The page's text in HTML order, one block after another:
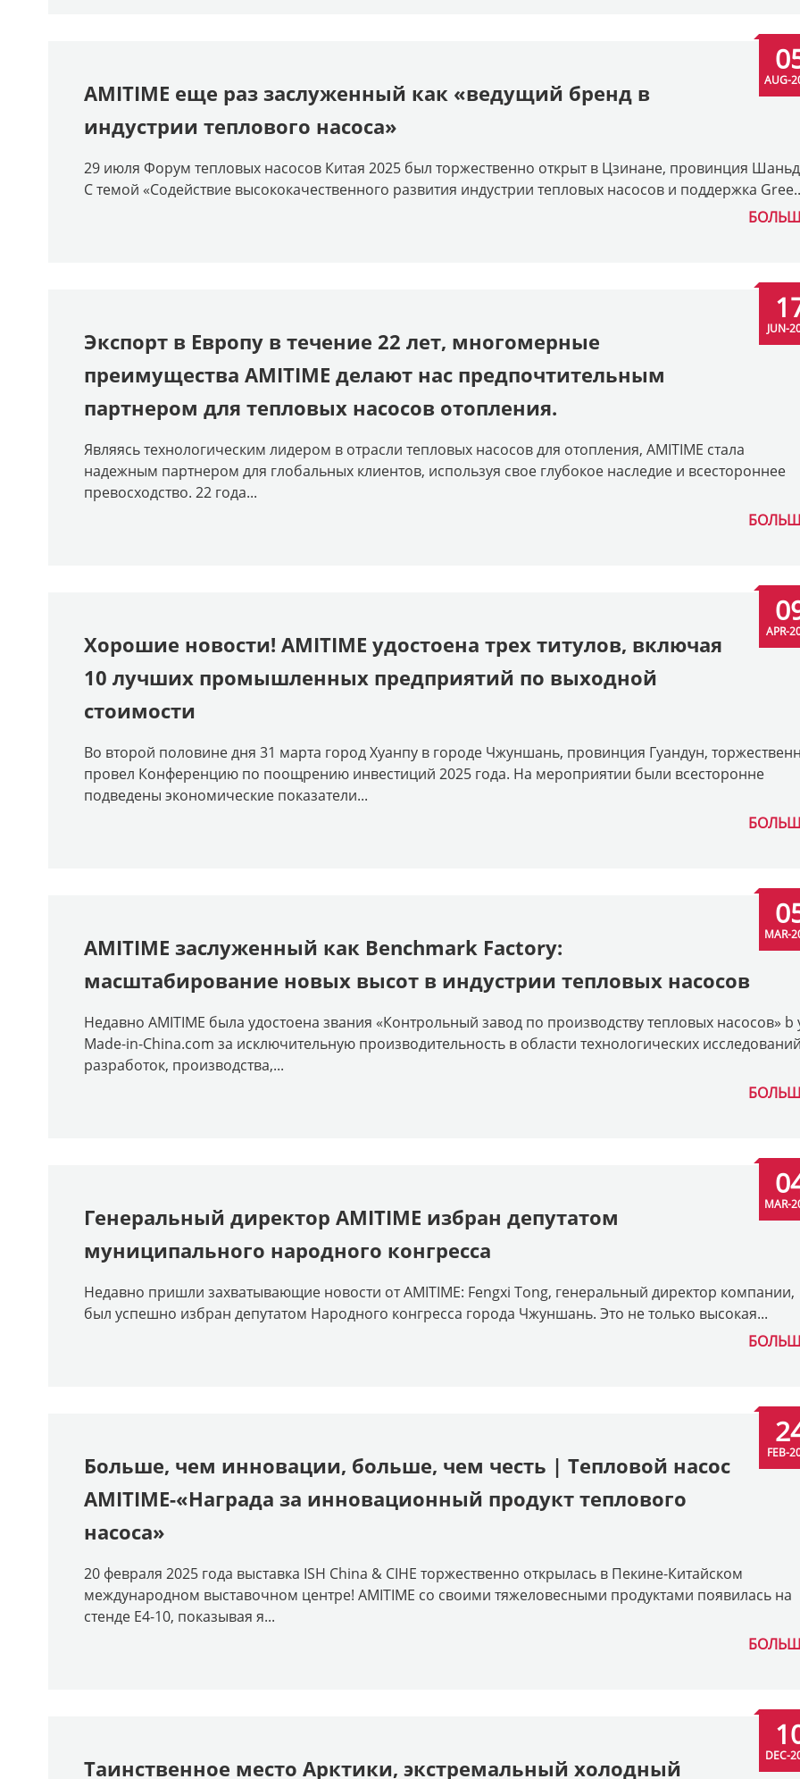
AMITIME еще раз заслуженный как «ведущий бренд в
индустрии теплового насоса»
29 июля Форум тепловых насосов Китая 2025 был торжественно открыт в Цзинане, провинция
С темой «Содействие высококачественного развития индустрии тепловых насосов и поддержка
AUG-
Экспорт в Европу в течение 22 лет, многомерные
преимущества AMITIME делают нас предпочтительным
партнером для тепловых насосов отопления.
Являясь технологическим лидером в отрасли тепловых насосов для отопления, AMITIME стала
надежным партнером для глобальных клиентов, используя свое глубокое наследие и всестороннее
превосходство. 22 года...
JUN-
Хорошие новости! AMITIME удостоена трех титулов, включая
10 лучших промышленных предприятий по выходной
стоимости
Во второй половине дня 31 марта город Хуанпу в городе Чжуншань, провинция Гуандун,
провел Конференцию по поощрению инвестиций 2025 года. На мероприятии были всесторонне
подведены экономические показатели...
APR-
AMITIME заслуженный как Benchmark Factory:
масштабирование новых высот в индустрии тепловых насосов
Недавно AMITIME была удостоена звания «Контрольный завод по производству тепловых насосов» b
Made-in-China.com за исключительную производительность в области технологических
разработок, производства,...
MAR-
Генеральный директор AMITIME избран депутатом
муниципального народного конгресса
Недавно пришли захватывающие новости от AMITIME: Fengxi Tong, генеральный директор компании,
был успешно избран депутатом Народного конгресса города Чжуншань. Это не только высокая...
MAR-
Больше, чем инновации, больше, чем честь | Тепловой насос
AMITIME-«Награда за инновационный продукт теплового
насоса»
20 февраля 2025 года выставка ISH China & CIHE торжественно открылась в Пекине-Китайском
международном выставочном центре! AMITIME со своими тяжеловесными продуктами появилась на
стенде E4-10, показывая я...
FEB-
Таинственное место Арктики, экстремальный холодный DEC-